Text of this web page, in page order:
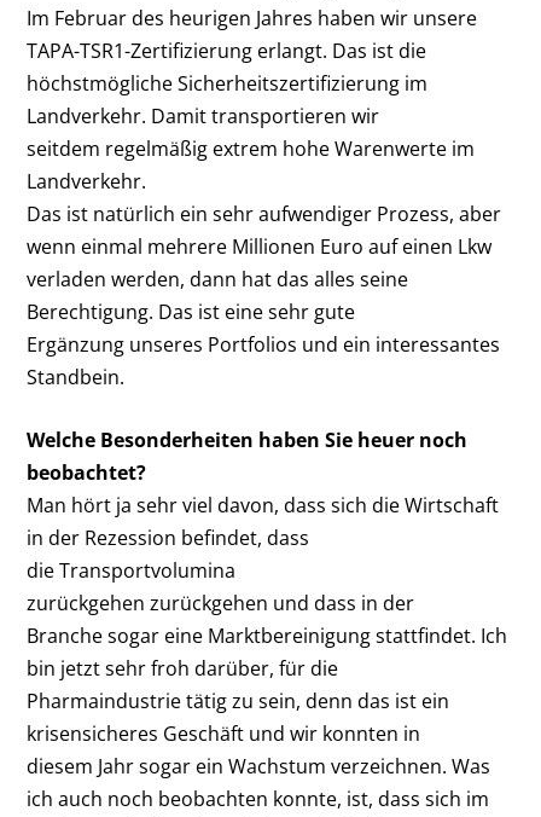
Im Februar des heurigen Jahres haben wir unsere
TAPA-TSR1-Zertifizierung erlangt. Das ist die
höchstmögliche Sicherheitszertifizierung im
Landverkehr. Damit transportieren wir
seitdem regelmäßig extrem hohe Warenwerte im
Landverkehr.
Das ist natürlich ein sehr aufwendiger Prozess, aber
wenn einmal mehrere Millionen Euro auf einen Lkw
verladen werden, dann hat das alles seine
Berechtigung. Das ist eine sehr gute
Ergänzung unseres Portfolios und ein interessantes
Standbein.
Welche Besonderheiten haben Sie heuer noch
beobachtet?
Man hört ja sehr viel davon, dass sich die Wirtschaft
in der Rezession befindet, dass
die Transportvolumina
zurückgehen zurückgehen und dass in der
Branche sogar eine Marktbereinigung stattfindet. Ich
bin jetzt sehr froh darüber, für die
Pharmaindustrie tätig zu sein, denn das ist ein
krisensicheres Geschäft und wir konnten in
diesem Jahr sogar ein Wachstum verzeichnen. Was
ich auch noch beobachten konnte, ist, dass sich im